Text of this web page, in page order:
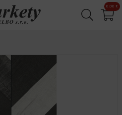
navigation 0.00 €
✕